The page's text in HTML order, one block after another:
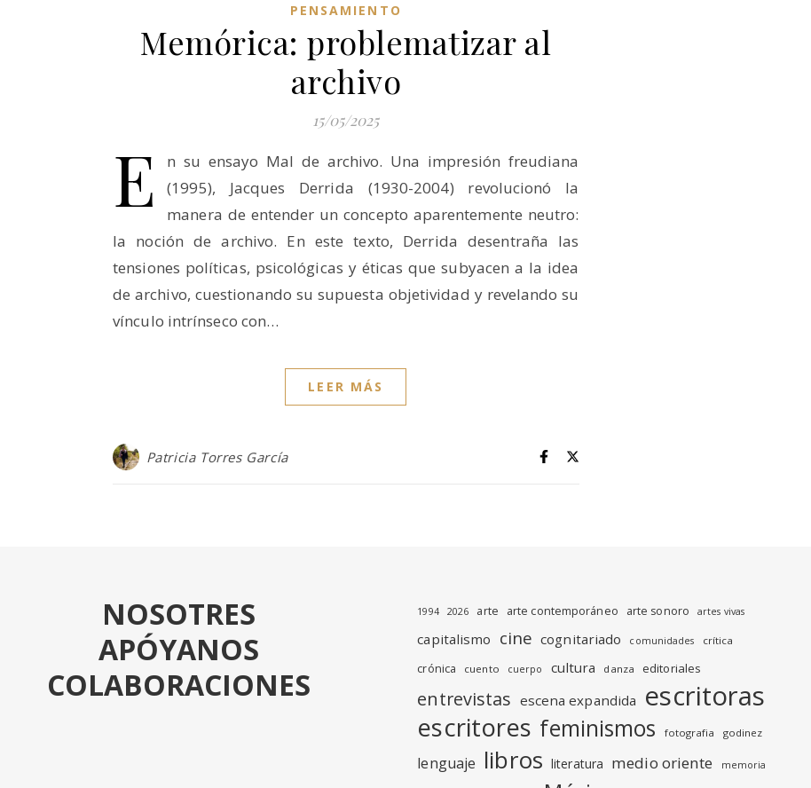
PENSAMIENTO
Memórica: problematizar al
archivo
15/05/2025
E
n su ensayo Mal de archivo. Una impresión freudiana
(1995), Jacques Derrida (1930-2004) revolucionó la
manera de entender un concepto aparentemente neutro:
la noción de archivo. En este texto, Derrida desentraña las
tensiones políticas, psicológicas y éticas que subyacen a la idea
de archivo, cuestionando su supuesta objetividad y revelando su
vínculo intrínseco con…
LEER MÁS
Patricia Torres García
NOSOTRES
APÓYANOS
COLABORACIONES
1994 2026 arte arte contemporáneo arte sonoro artes vivas
capitalismo cine cognitariado comunidades crítica
crónica cuento cuerpo cultura danza editoriales
entrevistas escena expandida escritoras
escritores feminismos fotografia godinez
lenguaje libros literatura medio oriente memoria